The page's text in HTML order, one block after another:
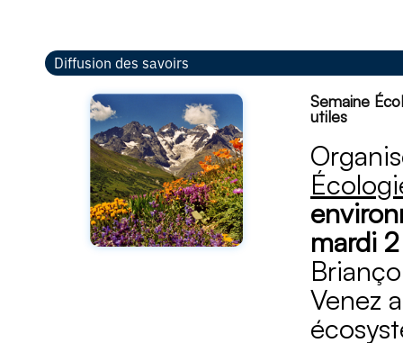
Diffusion des savoirs
Semaine
utiles
mardi
Venez